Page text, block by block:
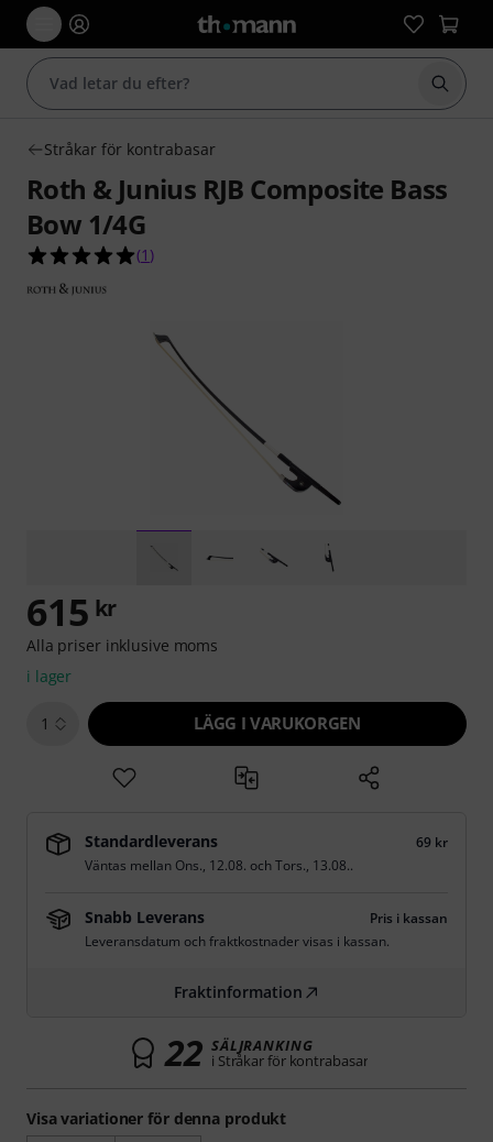
Börja
Stråkar för kontrabasar
Roth & Junius RJB Composite Bass
Bow 1/4G
5.0 av 5 stjärnor från 1 kundbetyg
(1 )
Visa variationer för denna produkt
615 kr
Alla priser inklusive moms
i lager
1 LÄGG I VARUKORGEN
Standardleverans
69 kr
Väntas mellan Ons., 12.08. ochTors., 13.08..
Snabb Leverans
Pris i kassan
Leveransdatum och fraktkostnader visas i kassan.
Fraktinformation
22 SÄLJRANKING
i Stråkar för kontrabasar